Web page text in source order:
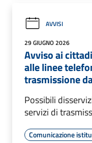
AVVISI
29 GIUGNO 2026
Avviso ai
alle linee
trasmissione
Possibili
servizi di
Comunicazione